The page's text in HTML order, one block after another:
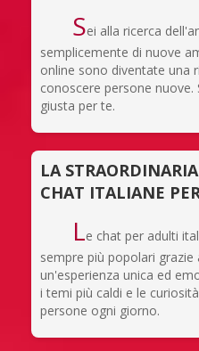
Sei alla ricerca
semplicemente di nuove
online sono diventate una
conoscere persone
giusta per te.
LA
CHAT ITALIANE
Le chat per adulti
sempre più popolari
un'esperienza unica ed
i temi più caldi e le
persone ogni giorno.